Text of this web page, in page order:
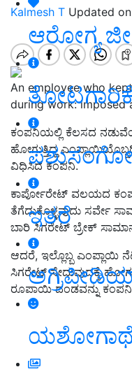
ಆರೋಗ್ಯ
ಇತರೆ
Kalmesh T Updated
An employee who
during work: imposed
ಕಂಪನಿಯಲ್ಲಿ ಕೆಲಸದ
ಹೋಗುತ್ತಿದ್ದ
ವಿಧಿಸಿದ ಕಂಪನಿ.
ಕಾರ್ಪೋರೇಟ್‌ ವಲಯದ
ತೆಗೆದುಕೊಳ್ಳವುದು ಸರ್ವೇ
ಬಾರಿ ಸಿಗರೇಟ್‌ ಬ್ರೇಕ್‌
ಆದರೆ, ಇಲ್ಲೊಬ್ಬ ಎಂಪ್ಲಾಯಿ
ಸಿಗರೇಟ್‌ ಸೇದುವುದಕ್ಕೆ
ರೂಪಾಯಿ ದಂಡವನ್ನು